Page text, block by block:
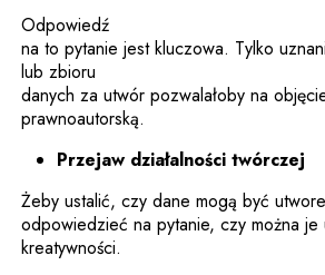
Odpowiedź
na to pytanie jest kluczowa. Tylko
lub zbioru
danych za utwór pozwalałoby na
prawnoautorską.
Przejaw działalności twórczej
Żeby ustalić, czy dane mogą być
odpowiedzieć na pytanie, czy można
kreatywności.